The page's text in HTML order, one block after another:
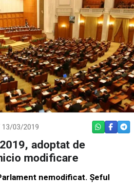
13/03/2019 WHATSAPP
adoptat de
modificare
nemodificat. Şeful